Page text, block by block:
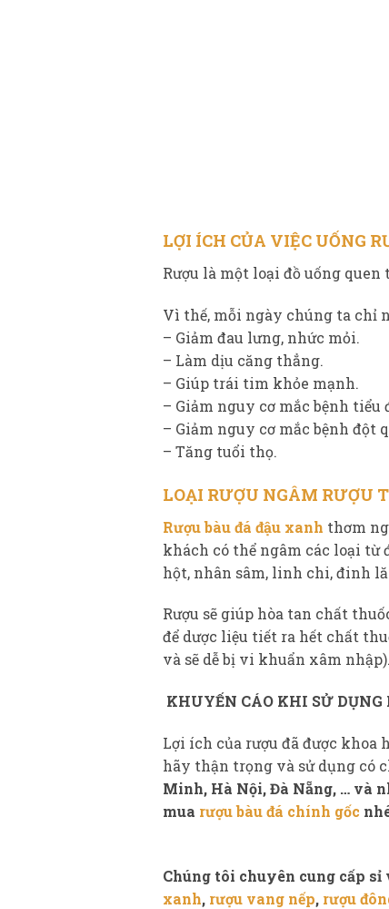
LỢI ÍCH CỦA VIỆC UỐNG
Rượu là một loại đồ uống
Vì thế, mỗi ngày chúng ta chỉ
– Giảm đau lưng, nhức mỏi.
– Làm dịu căng thẳng.
– Giúp trái tim khỏe mạnh.
– Giảm nguy cơ mắc bệnh tiểu
– Giảm nguy cơ mắc bệnh đột
– Tăng tuổi thọ.
LOẠI RƯỢU NGÂM RƯỢU
Rượu bàu đá đậu xanh thơm
khách có thể ngâm các loại từ
hột, nhân sâm, linh chi, đinh
Rượu sẽ giúp hòa tan chất
để dược liệu tiết ra hết chất
và sẽ dễ bị vi khuẩn xâm nhập).
KHUYẾN CÁO KHI SỬ DỤNG
Lợi ích của rượu đã được
hãy thận trọng và sử dụng có
Minh, Hà Nội, Đà Nẵng, … và
mua rượu bàu đá chính gốc
Chúng tôi chuyên cung cấp sỉ
xanh, rượu vang nếp, rượu